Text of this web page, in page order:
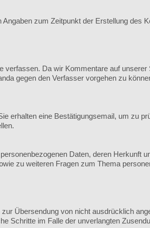
zum Zeitpunkt der Erstellung des
Da wir Kommentare auf
gegen den Verfasser vorgehen zu
erhalten eine Bestätigungsemail, um zu
Daten, deren Herkunft
zu weiteren Fragen zum Thema
Übersendung von nicht ausdrücklich
Schritte im Falle der unverlangten